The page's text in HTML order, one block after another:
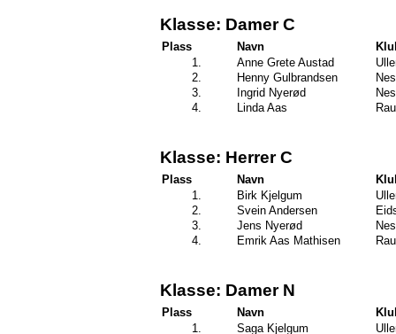
Klasse: Damer C
Plass Navn
1.
Anne Grete Austad
2.
Henny Gulbrandsen
3.
Ingrid Nyerød
4.
Linda Aas
Klasse: Herrer C
Plass Navn
1.
Birk Kjelgum
2.
Svein Andersen
3.
Jens Nyerød
4.
Emrik Aas Mathisen
Klasse: Damer N
Plass Navn
1.
Saga Kjelgum